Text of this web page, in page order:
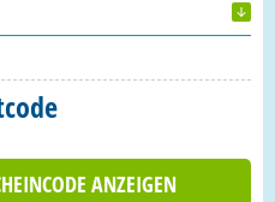
ANZEIGEN